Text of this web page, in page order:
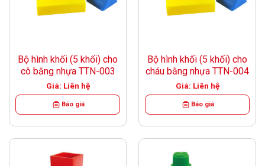
Bộ hình khối (5 khối) cho
cô bằng nhựa TTN-003
Giá: Liên hệ
Báo giá
Bộ hình khối (5 khối) cho
cháu bằng nhựa TTN-004
Giá: Liên hệ
Báo giá